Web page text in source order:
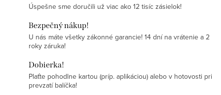
Úspešne sme doručili už viac ako 12 tisíc zásielok!
Bezpečný nákup!
U nás máte všetky zákonné garancie! 14 dní na vrátenie a 2
roky záruka!
Dobierka!
Plaťte pohodlne kartou (príp. aplikáciou) alebo v hotovosti pri
prevzatí balíčka!